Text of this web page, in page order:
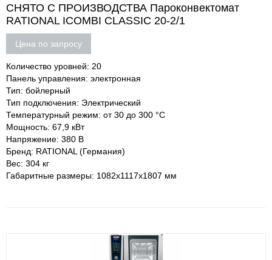
СНЯТО С ПРОИЗВОДСТВА Пароконвектомат
RATIONAL ICOMBI CLASSIC 20-2/1
Цена по запросу
Количество уровней: 20
Панель управления: электронная
Тип: бойлерный
Тип подключения: Электрический
Температурный режим: от 30 до 300 °С
Мощность: 67,9 кВт
Напряжение: 380 В
Бренд: RATIONAL (Германия)
Вес: 304 кг
Габаритные размеры: 1082х1117х1807 мм